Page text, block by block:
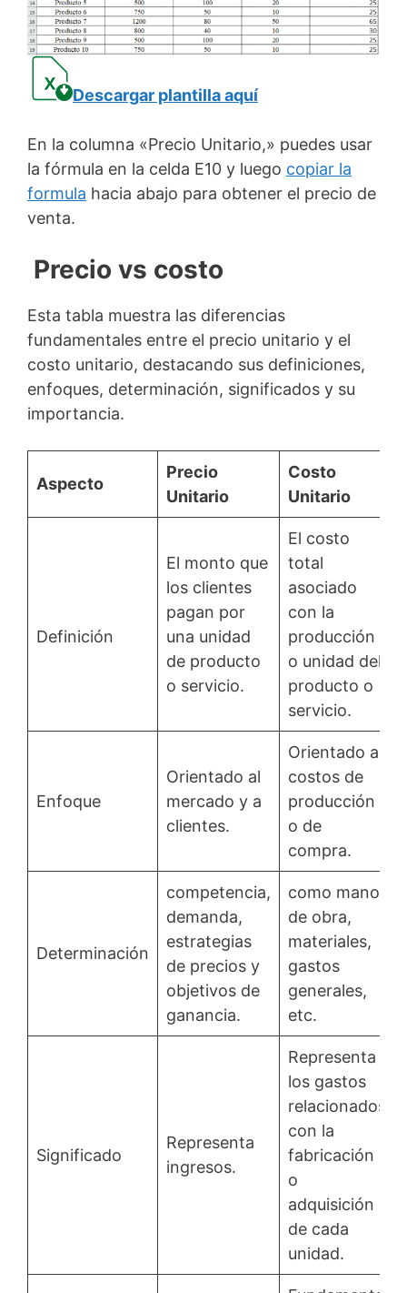
Descargar plantilla aquí
En la columna «Precio Unitario,» puedes usar
la fórmula en la celda E10 y luego copiar la
formula hacia abajo para obtener el precio de
venta.
Precio vs costo
Esta tabla muestra las diferencias
fundamentales entre el precio unitario y el
costo unitario, destacando sus definiciones,
enfoques, determinación, significados y su
importancia.
Aspecto
Precio
Unitario
Costo
Unitario
Definición
El monto que
los clientes
pagan por
una unidad
de producto
o servicio.
El costo
total
asociado
con la
producción
o unidad del
producto o
servicio.
Enfoque
Orientado al
mercado y a
clientes.
Orientado a
costos de
producción
o de
compra.
Determinación
competencia,
demanda,
estrategias
de precios y
objetivos de
ganancia.
como mano
de obra,
materiales,
gastos
generales,
etc.
Significado
Representa
ingresos.
Representa
los gastos
relacionados
con la
fabricación
o
adquisición
de cada
unidad.